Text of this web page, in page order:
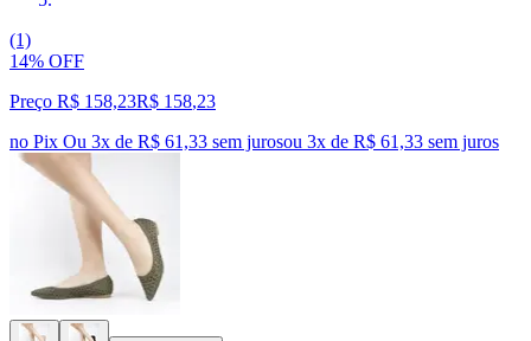
(1)
14% OFF
Preço R$ 158,23R$ 158,23
no Pix Ou 3x de R$ 61,33 sem jurosou 3x de R$ 61,33 sem juros